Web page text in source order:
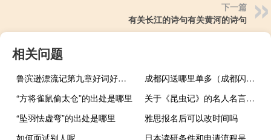
下一篇
有关长江的诗句有关黄河的诗句
相关问题
鲁滨逊漂流记第九章好词好句及阅读感想
成都闪送哪里单多（成都闪送）
“方将雀鼠偷太仓”的出处是哪里
关于《昆虫记》的名人名言法布尔
“坠羽怯虚弯”的出处是哪里
雅思报名后可以改时间吗